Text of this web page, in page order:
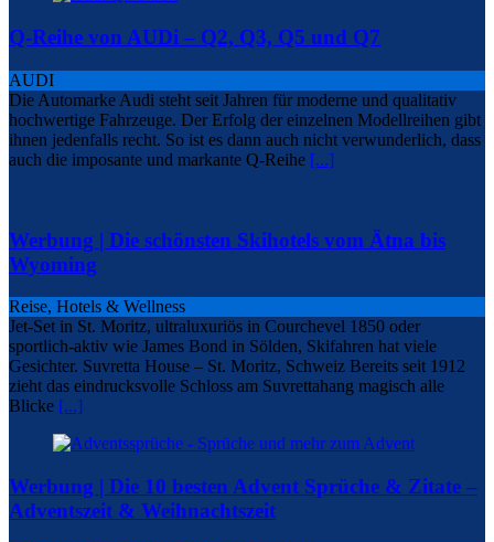
Q-Reihe von AUDi – Q2, Q3, Q5 und Q7
AUDI
Die Automarke Audi steht seit Jahren für moderne und qualitativ
hochwertige Fahrzeuge. Der Erfolg der einzelnen Modellreihen gibt
ihnen jedenfalls recht. So ist es dann auch nicht verwunderlich, dass
auch die imposante und markante Q-Reihe [...]
Werbung | Die schönsten Skihotels vom Ätna bis
Wyoming
Reise, Hotels & Wellness
Jet-Set in St. Moritz, ultraluxuriös in Courchevel 1850 oder
sportlich-aktiv wie James Bond in Sölden, Skifahren hat viele
Gesichter. Suvretta House – St. Moritz, Schweiz Bereits seit 1912
zieht das eindrucksvolle Schloss am Suvrettahang magisch alle
Blicke [...]
Werbung | Die 10 besten Advent Sprüche & Zitate –
Adventszeit & Weihnachtszeit